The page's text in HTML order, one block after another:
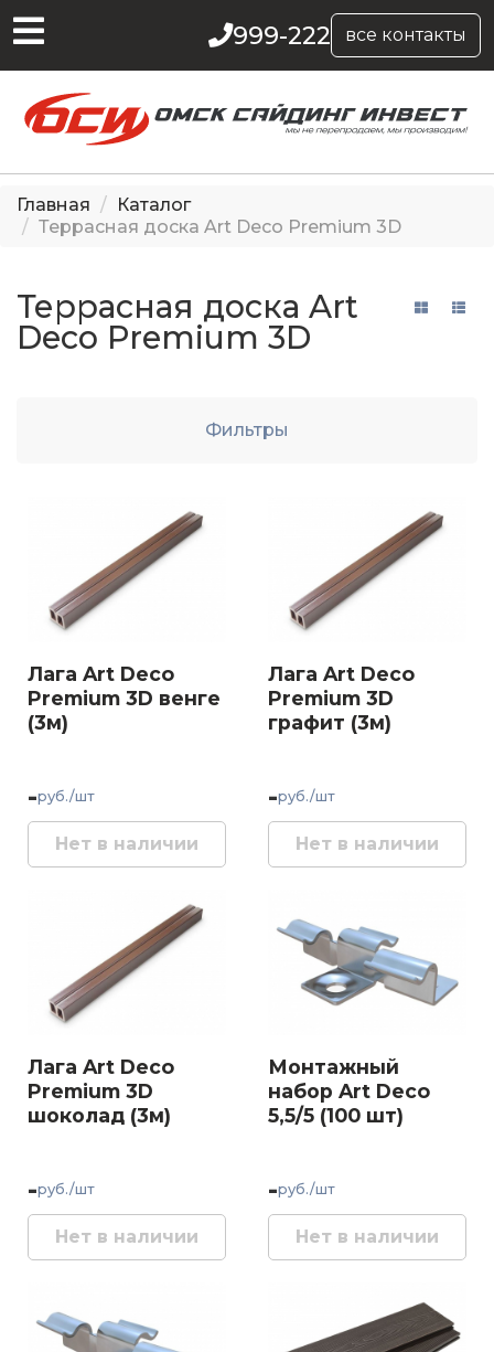
999-222 все контакты
Главная
Каталог
Террасная доска Art Deco Premium 3D
Террасная доска Art
Deco Premium 3D
Фильтры
Лага Art Deco
Premium 3D венге
(3м)
-руб./шт
Нет в наличии
Лага Art Deco
Premium 3D
графит (3м)
-руб./шт
Нет в наличии
Лага Art Deco
Premium 3D
шоколад (3м)
-руб./шт
Нет в наличии
Монтажный
набор Art Deco
5,5/5 (100 шт)
-руб./шт
Нет в наличии